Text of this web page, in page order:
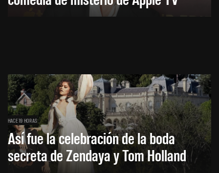
HACE 19 HORAS
Así fue la celebración de la boda
secreta de Zendaya y Tom Holland